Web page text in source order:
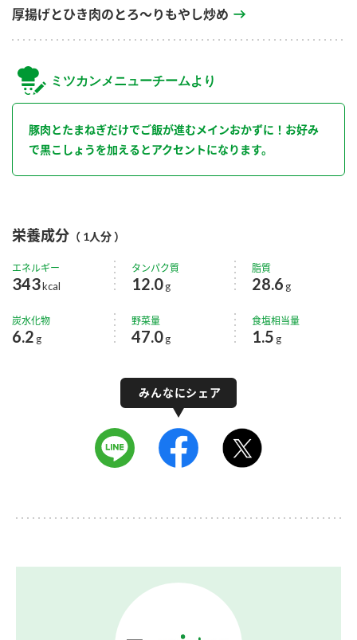
厚揚げとひき肉のとろ～りもやし炒め
ミツカンメニューチームより
豚肉とたまねぎだけでご飯が進むメインおかずに！お好み
で黒こしょうを加えるとアクセントになります。
栄養成分 （ 1人分 ）
エネルギー
343kcal
タンパク質
12.0g
脂質
28.6 g
炭水化物
6.2 g
野菜量
47.0g
食塩相当量
1.5 g